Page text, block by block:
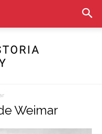
Weimar